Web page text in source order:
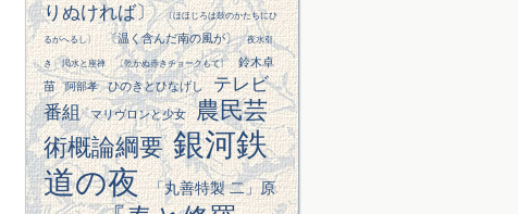
りぬければ〕
〔ほほじろは鼓のかたちにひ
るがへるし〕 〔温く含んだ南の風が〕 夜水引
き 渇水と座禅 〔乾かぬ赤きチョークもて〕
鈴木卓
苗
阿部孝 ひのきとひなげし
テレビ
番組
マリヴロンと少女
農民芸
術概論綱要 銀河鉄
道の夜
「丸善特製 二」原